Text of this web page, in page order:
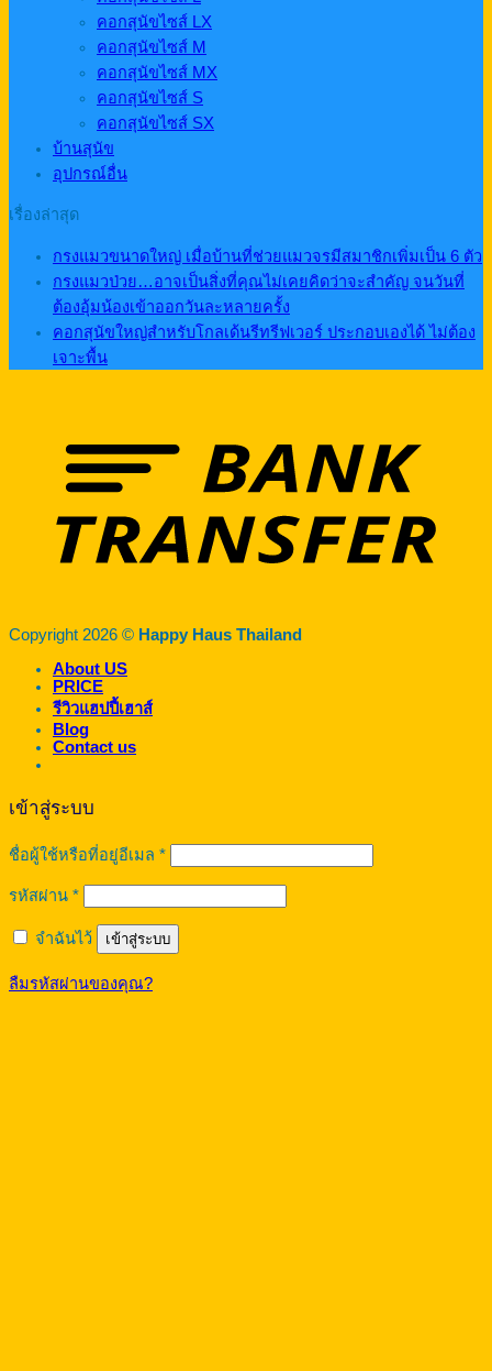
คอกสุนัขไซส์ LX
คอกสุนัขไซส์ M
คอกสุนัขไซส์ MX
คอกสุนัขไซส์ S
คอกสุนัขไซส์ SX
บ้านสุนัข
อุปกรณ์อื่น
เรื่องล่าสุด
กรงแมวขนาดใหญ่ เมื่อบ้านที่ช่วยแมวจรมีสมาชิกเพิ่มเป็น 6 ตัว
กรงแมวป่วย…อาจเป็นสิ่งที่คุณไม่เคยคิดว่าจะสำคัญ จนวันที่
ต้องอุ้มน้องเข้าออกวันละหลายครั้ง
คอกสุนัขใหญ่สำหรับโกลเด้นรีทรีฟเวอร์ ประกอบเองได้ ไม่ต้อง
เจาะพื้น
Copyright 2026 © Happy Haus Thailand
About US
PRICE
รีวิวแฮปปี้เฮาส์
Blog
Contact us
เข้าสู่ระบบ
ชื่อผู้ใช้หรือที่อยู่อีเมล *ต้องการ
รหัสผ่าน *ต้องการ
จำฉันไว้ เข้าสู่ระบบ
ลืมรหัสผ่านของคุณ?